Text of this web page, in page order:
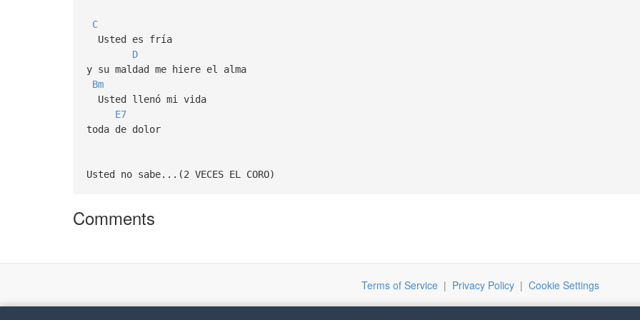
C
Usted es fría
D
y su maldad me hiere el alma
Bm
Usted llenó mi vida
E7
toda de dolor
Usted no sabe...(2 VECES EL CORO)
Comments
Terms of Service| Privacy Policy| Cookie Settings